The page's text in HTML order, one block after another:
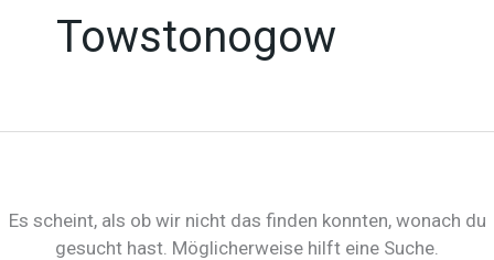
Towstonogow
Es scheint, als ob wir nicht das finden konnten, wonach du
gesucht hast. Möglicherweise hilft eine Suche.